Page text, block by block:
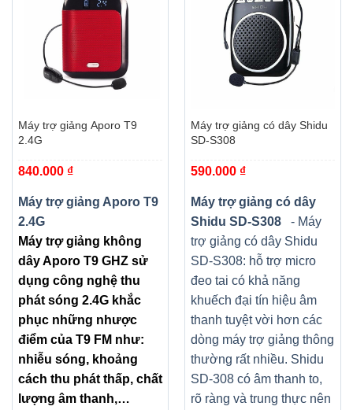
Máy trợ giảng Aporo T9
2.4G
840.000 ₫
Máy trợ giảng Aporo T9
2.4G
Máy trợ giảng không
dây Aporo T9 GHZ sử
dụng công nghệ thu
phát sóng 2.4G khắc
phục những nhược
điểm của T9 FM như:
nhiễu sóng, khoảng
cách thu phát thấp, chất
lượng âm thanh,…
Máy trợ giảng có dây Shidu
SD-S308
590.000 ₫
Máy trợ giảng có dây
Shidu SD-S308- Máy
trợ giảng có dây Shidu
SD-S308: hỗ trợ micro
đeo tai có khả năng
khuếch đại tín hiệu âm
thanh tuyệt vời hơn các
dòng máy trợ giảng thông
thường rất nhiều. Shidu
SD-308 có âm thanh to,
rõ ràng và trung thực nên